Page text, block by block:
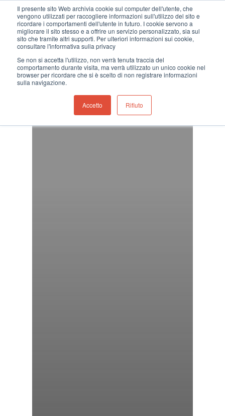
Il presente sito Web archivia cookie sul computer dell'utente, che
vengono utilizzati per raccogliere informazioni sull'utilizzo del sito e
ricordare i comportamenti dell'utente in futuro. I cookie servono a
migliorare il sito stesso e a offrire un servizio personalizzato, sia sul
sito che tramite altri supporti. Per ulteriori informazioni sui cookie,
consultare l'informativa sulla privacy
Se non si accetta l'utilizzo, non verrà tenuta traccia del
comportamento durante visita, ma verrà utilizzato un unico cookie nel
browser per ricordare che si è scelto di non registrare informazioni
sulla navigazione.
Accetto Rifiuto
Hit enter to search or ESC to close